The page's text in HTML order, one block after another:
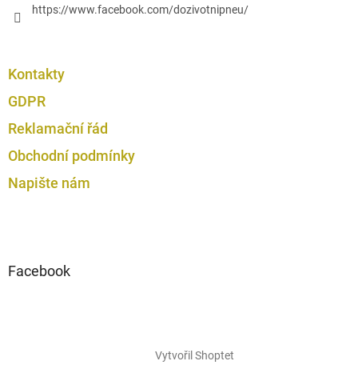
https://www.facebook.com/dozivotnipneu/
Kontakty
GDPR
Reklamační řád
Obchodní podmínky
Napište nám
Facebook
Vytvořil Shoptet